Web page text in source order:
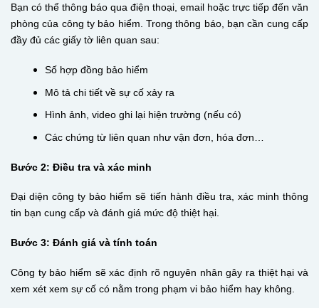
Bạn có thể thông báo qua điện thoại, email hoặc trực tiếp đến văn
phòng của công ty bảo hiểm. Trong thông báo, bạn cần cung cấp
đầy đủ các giấy tờ liên quan sau:
Số hợp đồng bảo hiểm
Mô tả chi tiết về sự cố xảy ra
Hình ảnh, video ghi lại hiện trường (nếu có)
Các chứng từ liên quan như vận đơn, hóa đơn…
Bước 2: Điều tra và xác minh
Đại diện công ty bảo hiểm sẽ tiến hành điều tra, xác minh thông
tin bạn cung cấp và đánh giá mức độ thiệt hại.
Bước 3: Đánh giá và tính toán
Công ty bảo hiểm sẽ xác định rõ nguyên nhân gây ra thiệt hại và
xem xét xem sự cố có nằm trong phạm vi bảo hiểm hay không.